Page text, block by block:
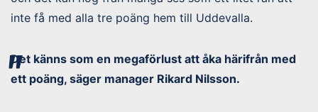
inte få med alla tre poäng hem till Uddevalla.
Det känns som en megaförlust att åka härifrån med
ett poäng, säger manager Rikard Nilsson.